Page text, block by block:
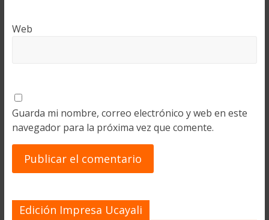
Web
Guarda mi nombre, correo electrónico y web en este
navegador para la próxima vez que comente.
Edición Impresa Ucayali